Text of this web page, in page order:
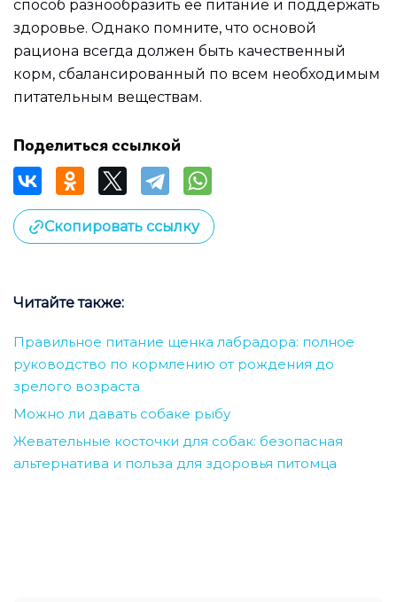
способ разнообразить её питание и поддержать
здоровье. Однако помните, что основой
рациона всегда должен быть качественный
корм, сбалансированный по всем необходимым
питательным веществам.
Поделиться ссылкой
Скопировать ссылку
Читайте также:
Правильное питание щенка лабрадора: полное
руководство по кормлению от рождения до
зрелого возраста
Можно ли давать собаке рыбу
Жевательные косточки для собак: безопасная
альтернатива и польза для здоровья питомца